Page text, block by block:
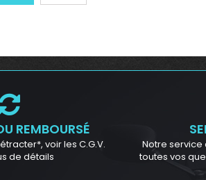
REMBOURSÉ
voir les C.G.V.
de détails
Notre service
toutes vos